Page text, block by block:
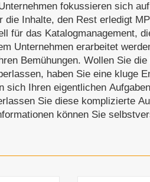
fokussieren sich
die Inhalte, den Rest erledigt
für das Katalogmanagement,
Unternehmen erarbeitet
Bemühungen. Wollen Sie
haben Sie eine kluge
sich Ihren eigentlichen
Sie diese komplizierte
können Sie